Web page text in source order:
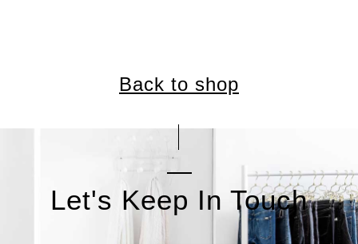
Back to shop
Let's Keep In Touch
אימייל